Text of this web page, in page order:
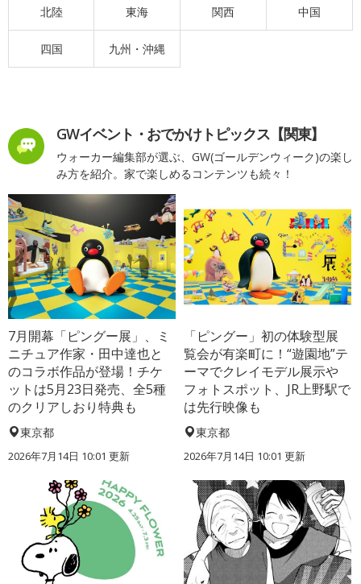
北陸 東海 関西 中国
四国 九州・沖縄
GWイベント・おでかけトピックス【関東】
ウォーカー編集部が選ぶ、GW(ゴールデンウィーク)の楽し
み方を紹介。家で楽しめるコンテンツも続々！
7月開幕「ピングー展」、ミ
ニチュア作家・田中達也と
のコラボ作品が登場！チケ
ットは5月23日発売、全5種
のクリアしおり特典も
東京都
2026年7月14日 10:01 更新
「ピングー」初の体験型展
覧会が有楽町に！“遊園地”テ
ーマでクレイモデル展示や
フォトスポット、JR上野駅で
は先行映像も
東京都
2026年7月14日 10:01 更新